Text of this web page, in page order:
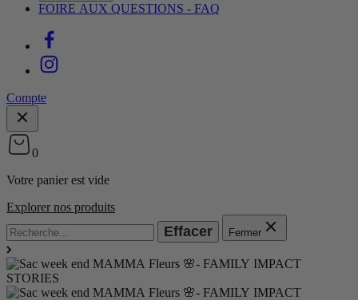
FOIRE AUX QUESTIONS - FAQ
Compte
0
Votre panier est vide
Explorer nos produits
Effacer Fermer